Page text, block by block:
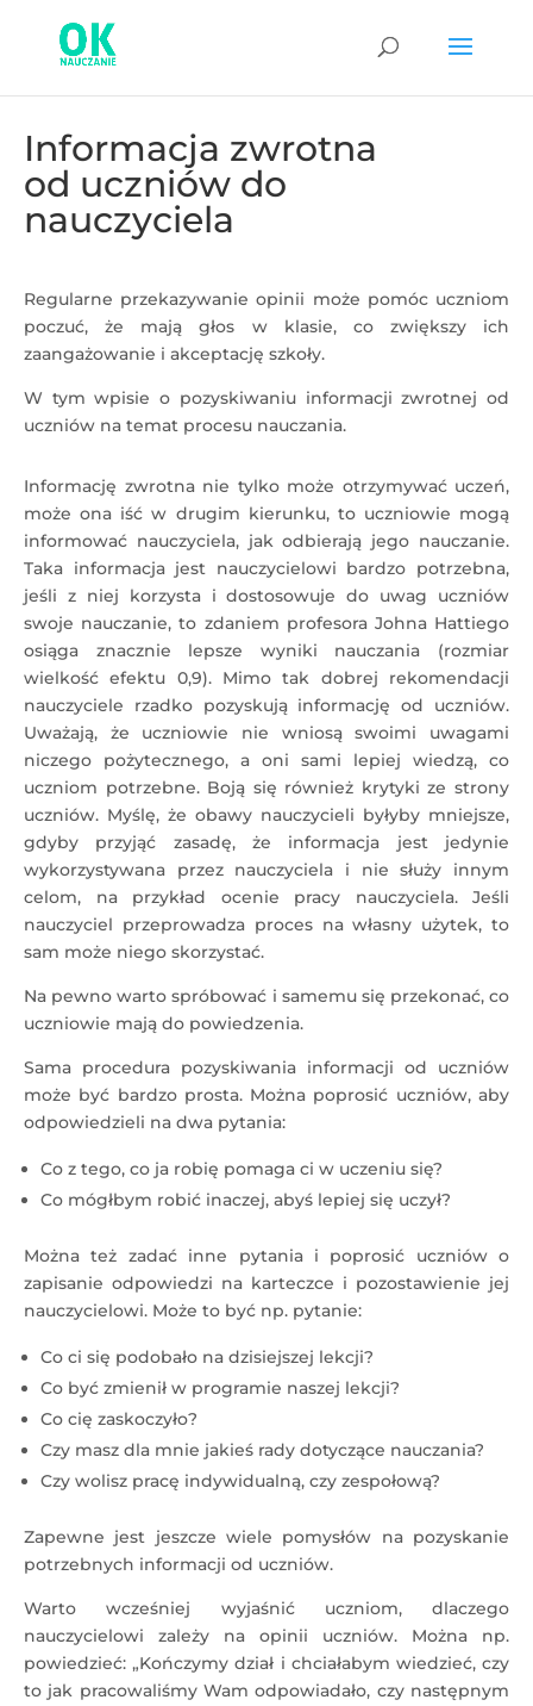
Informacja zwrotna
od uczniów do
nauczyciela
Regularne przekazywanie opinii może pomóc uczniom
poczuć, że mają głos w klasie, co zwiększy ich
zaangażowanie i akceptację szkoły.
W tym wpisie o pozyskiwaniu informacji zwrotnej od
uczniów na temat procesu nauczania.
Informację zwrotna nie tylko może otrzymywać uczeń,
może ona iść w drugim kierunku, to uczniowie mogą
informować nauczyciela, jak odbierają jego nauczanie.
Taka informacja jest nauczycielowi bardzo potrzebna,
jeśli z niej korzysta i dostosowuje do uwag uczniów
swoje nauczanie, to zdaniem profesora Johna Hattiego
osiąga znacznie lepsze wyniki nauczania (rozmiar
wielkość efektu 0,9). Mimo tak dobrej rekomendacji
nauczyciele rzadko pozyskują informację od uczniów.
Uważają, że uczniowie nie wniosą swoimi uwagami
niczego pożytecznego, a oni sami lepiej wiedzą, co
uczniom potrzebne. Boją się również krytyki ze strony
uczniów. Myślę, że obawy nauczycieli byłyby mniejsze,
gdyby przyjąć zasadę, że informacja jest jedynie
wykorzystywana przez nauczyciela i nie służy innym
celom, na przykład ocenie pracy nauczyciela. Jeśli
nauczyciel przeprowadza proces na własny użytek, to
sam może niego skorzystać.
Na pewno warto spróbować i samemu się przekonać, co
uczniowie mają do powiedzenia.
Sama procedura pozyskiwania informacji od uczniów
może być bardzo prosta. Można poprosić uczniów, aby
odpowiedzieli na dwa pytania:
Co z tego, co ja robię pomaga ci w uczeniu się?
Co mógłbym robić inaczej, abyś lepiej się uczył?
Można też zadać inne pytania i poprosić uczniów o
zapisanie odpowiedzi na karteczce i pozostawienie jej
nauczycielowi. Może to być np. pytanie:
Co ci się podobało na dzisiejszej lekcji?
Co być zmienił w programie naszej lekcji?
Co cię zaskoczyło?
Czy masz dla mnie jakieś rady dotyczące nauczania?
Czy wolisz pracę indywidualną, czy zespołową?
Zapewne jest jeszcze wiele pomysłów na pozyskanie
potrzebnych informacji od uczniów.
Warto wcześniej wyjaśnić uczniom, dlaczego
nauczycielowi zależy na opinii uczniów. Można np.
powiedzieć: „Kończymy dział i chciałabym wiedzieć, czy
to jak pracowaliśmy Wam odpowiadało, czy następnym